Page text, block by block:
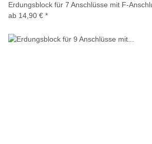
Erdungsblock für 7 Anschlüsse mit F-
ab 14,90 € *